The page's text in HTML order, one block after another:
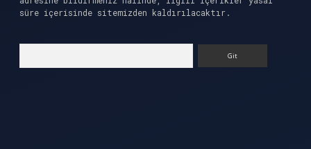
süre içerisinde sitemizden kaldırılacaktır.